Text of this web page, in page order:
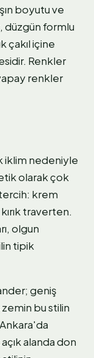
boyutu ve
düzgün formlu
çakıl içine
Renkler
renkler
iklim nedeniyle
olarak çok
krem
traverten.
olgun
tipik
geniş
bu stilin
alanda don